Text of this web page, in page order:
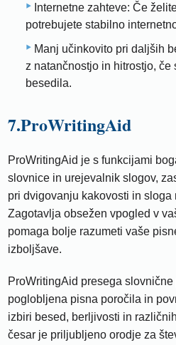
Internetne zahteve: Če
potrebujete stabilno
Manj učinkovito pri daljših
z natančnostjo in hitrostjo, če
besedila.
7.ProWritingAid
ProWritingAid je s funkcijami
slovnice in urejevalnik slogov,
pri dvigovanju kakovosti in sloga
Zagotavlja obsežen vpogled v
pomaga bolje razumeti vaše
izboljšave.
ProWritingAid presega
poglobljena pisna poročila in
izbiri besed, berljivosti in
česar je priljubljeno orodje za